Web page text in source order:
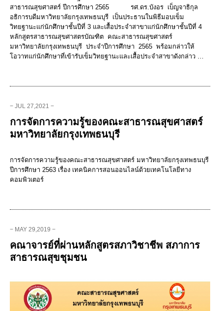
สาธารณสุขศาสตร์ ปีการศึกษา 2565 รศ.ดร.บังอร เบ็ญจาธิกุล
อธิการบดีมหาวิทยาลัยกรุงเทพธนบุรี เป็นประธานในพิธีมอบเข็ม
วิทยฐานะแก่นักศึกษาชั้นปีที่ 3 และเสื้อประจำสาขาแก่นักศึกษาชั้นปีที่ 4
หลักสูตรสาธารณสุขศาสตรบัณฑิต คณะสาธารณสุขศาสตร์
มหาวิทยาลัยกรุงเทพธนบุรี ประจำปีการศึกษา 2565 พร้อมกล่าวให้
โอวาทแก่นักศึกษาที่เข้ารับเข็มวิทยฐานะและเสื้อประจำสาขาดังกล่าว …
− JUL 27,2021 −
การจัดการความรู้ของคณะสาธารณสุขศาสตร์
มหาวิทยาลัยกรุงเทพธนบุรี
การจัดการความรู้ของคณะสาธารณสุขศาสตร์ มหาวิทยาลัยกรุงเทพธนบุรี
ปีการศึกษา 2563 เรื่อง เทคนิคการสอนออนไลน์ด้วยเทคโนโลยีทาง
คอมพิวเตอร์
− MAY 29,2019 −
คณาจารย์ที่ผ่านหลักสูตรสภาวิชาชีพ สภาการ
สาธารณสุขชุมชน